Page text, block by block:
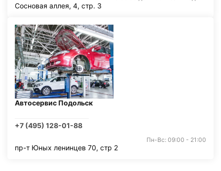
Сосновая аллея, 4, стр. 3
Автосервис Подольск
+7 (495) 128-01-88
Пн-Вс: 09:00 - 21:00
пр-т Юных ленинцев 70, стр 2